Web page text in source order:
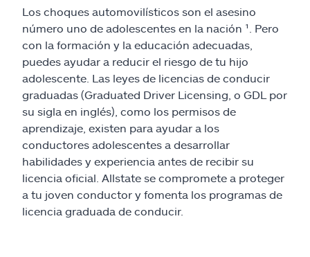
Recursos
Reclamos
Asistencia y apoyo
Buscar agente
Explore Allstate
Ashburn, VA 20146
Los choques automovilísticos son el asesino
número uno de adolescentes en la nación ¹. Pero
con la formación y la educación adecuadas,
puedes ayudar a reducir el riesgo de tu hijo
adolescente. Las leyes de licencias de conducir
graduadas (Graduated Driver Licensing, o GDL por
su sigla en inglés), como los permisos de
aprendizaje, existen para ayudar a los
conductores adolescentes a desarrollar
habilidades y experiencia antes de recibir su
licencia oficial. Allstate se compromete a proteger
a tu joven conductor y fomenta los programas de
licencia graduada de conducir.